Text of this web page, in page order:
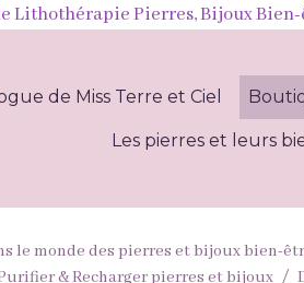
Lithothérapie Pierres, Bijoux
de Miss Terre et Ciel
Les pierres et leurs
le monde des pierres et bijoux bien-
& Recharger pierres et bijoux